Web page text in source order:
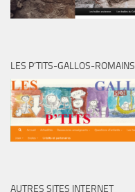
LES P’TITS-GALLOS-ROMAINS
AUTRES SITES INTERNET